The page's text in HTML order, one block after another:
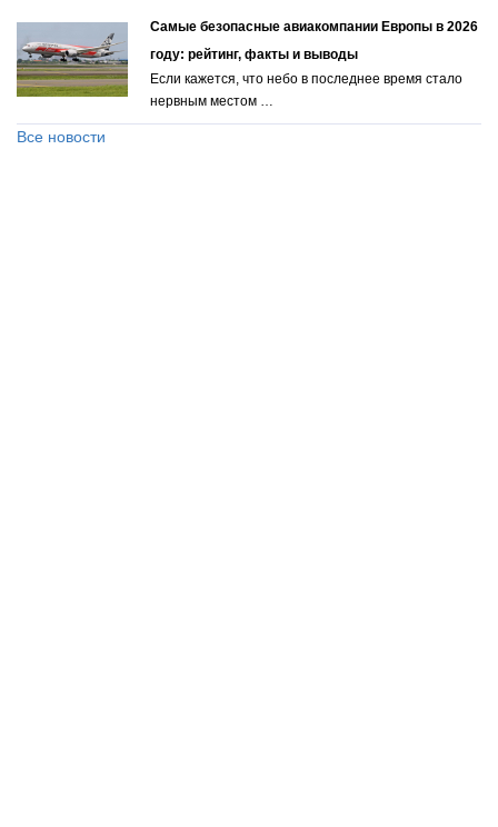
Самые безопасные авиакомпании Европы в 2026
году: рейтинг, факты и выводы
Если кажется, что небо в последнее время стало
нервным местом …
Все новости